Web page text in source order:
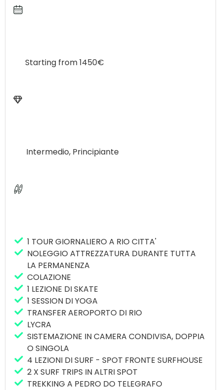
stare, ma un’esperienza indimenticabile.
attraverso montagne e foreste.
una Rio de Janeiro diversa
Starting from 1450€
Intermedio, Principiante
1 TOUR GIORNALIERO A RIO CITTA'
NOLEGGIO ATTREZZATURA DURANTE TUTTA
LA PERMANENZA
COLAZIONE
1 LEZIONE DI SKATE
1 SESSION DI YOGA
TRANSFER AEROPORTO DI RIO
LYCRA
SISTEMAZIONE IN CAMERA CONDIVISA, DOPPIA
O SINGOLA
4 LEZIONI DI SURF - SPOT FRONTE SURFHOUSE
2 X SURF TRIPS IN ALTRI SPOT
TREKKING A PEDRO DO TELEGRAFO